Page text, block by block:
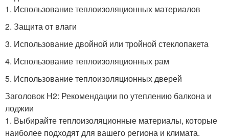
1. Использование теплоизоляционных материалов
2. Защита от влаги
3. Использование двойной или тройной стеклопакета
4. Использование теплоизоляционных рам
5. Использование теплоизоляционных дверей
Заголовок H2: Рекомендации по утеплению балкона и
лоджии
1. Выбирайте теплоизоляционные материалы, которые
наиболее подходят для вашего региона и климата.